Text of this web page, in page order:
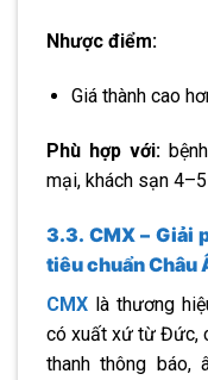
Nhược điểm:
Giá thành cao
Phù hợp với:
mại, khách sạn
3.3. CMX – Giải
tiêu chuẩn Châu
CMX là thương
có xuất xứ từ Đức,
thanh thông báo,